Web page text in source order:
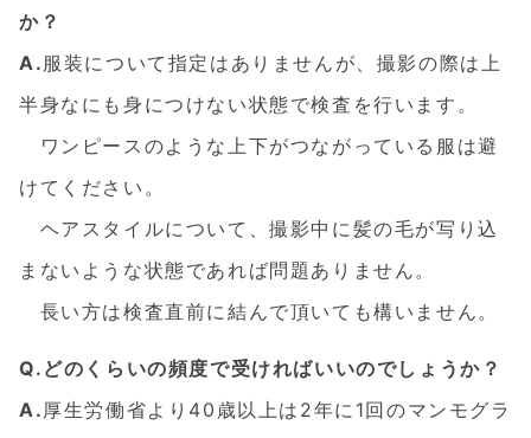
か？
A. 服装について指定はありませんが、撮影の際は上
半身なにも身につけない状態で検査を行います。
ワンピースのような上下がつながっている服は避
けてください。
ヘアスタイルについて、撮影中に髪の毛が写り込
まないような状態であれば問題ありません。
長い方は検査直前に結んで頂いても構いません。
Q.どのくらいの頻度で受ければいいのでしょうか？
A.厚生労働省より40歳以上は2年に1回のマンモグラ